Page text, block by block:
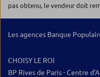
pas obtenu, le vendeur doit
Les agences Banque
CHOISY LE ROI
BP Rives de Paris - Centre